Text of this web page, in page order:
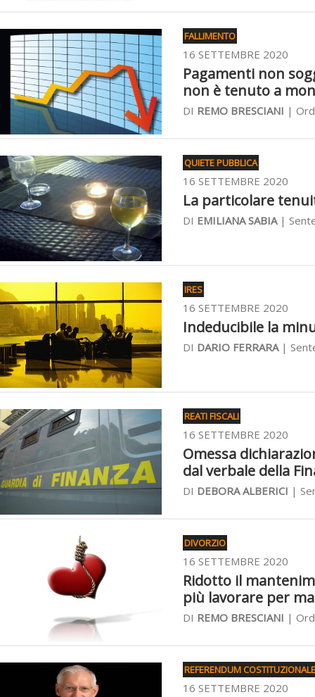
FALLIMENTO
16 SETTEMBRE 2020
Pagamenti non
non è tenuto a
DI REMO BRESCIANI |
QUIETE PUBBLICA
16 SETTEMBRE 2020
La particolare
DI EMILIANA SABIA|
IRES
16 SETTEMBRE 2020
Indeducibile la
DI DARIO FERRARA|
REATI FISCALI
16 SETTEMBRE 2020
Omessa
dal verbale della
DI DEBORA ALBERICI |
DIVORZIO
16 SETTEMBRE 2020
Ridotto il
più lavorare per
DI REMO BRESCIANI |
REFERENDUM
16 SETTEMBRE 2020